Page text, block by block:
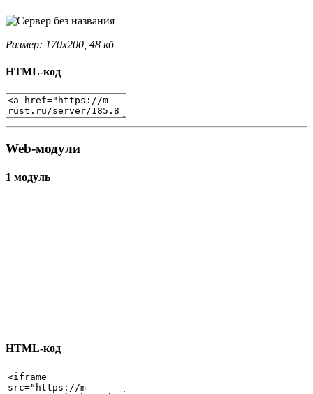
Размер: 170x200, 48 кб
HTML-код
Web-модули
1 модуль
HTML-код